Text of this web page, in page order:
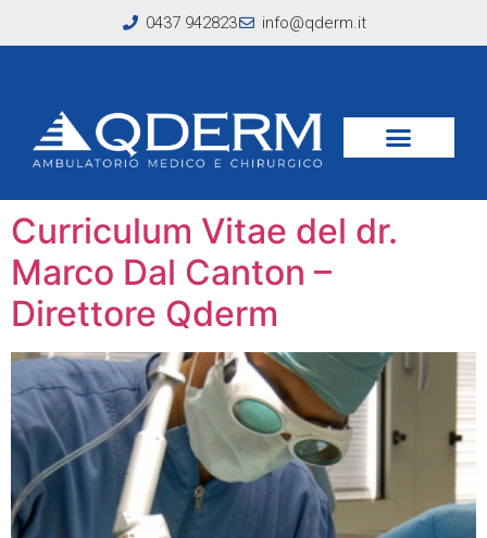
0437 942823 info@qderm.it
Tag:Marco Dal
Canton
Curriculum Vitae del dr.
Marco Dal Canton –
Direttore Qderm